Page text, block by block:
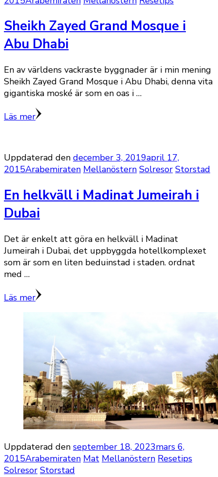
Sheikh Zayed Grand Mosque i
Abu Dhabi
En av världens vackraste byggnader är i min mening
Sheikh Zayed Grand Mosque i Abu Dhabi, denna vita
gigantiska moské är som en oas i …
Läs mer
Uppdaterad den december 3, 2019april 17,
2015Arabemiraten Mellanöstern Solresor Storstad
En helkväll i Madinat Jumeirah i
Dubai
Det är enkelt att göra en helkväll i Madinat
Jumeirah i Dubai, det uppbyggda hotellkomplexet
som är som en liten beduinstad i staden. ordnat
med …
Läs mer
Uppdaterad den september 18, 2023mars 6,
2015Arabemiraten Mat Mellanöstern Resetips
Solresor Storstad